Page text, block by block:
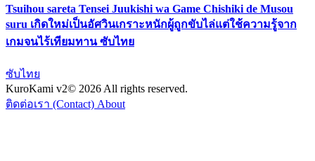
Tsuihou sareta Tensei Juukishi wa Game Chishiki de Musou
suru เกิดใหม่เป็นอัศวินเกราะหนักผู้ถูกขับไล่แต่ใช้ความรู้จาก
เกมจนไร้เทียมทาน ซับไทย
ซับไทย
KuroKami v2© 2026 All rights reserved.
ติดต่อเรา (Contact) About